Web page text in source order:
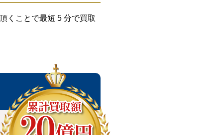
くことで最短 5 分で買取